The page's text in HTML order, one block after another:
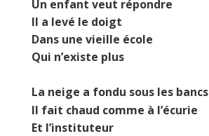
Un enfant veut répondre
Il a levé le doigt
Dans une vieille école
Qui n’existe plus
La neige a fondu sous les bancs
Il fait chaud comme à l’écurie
Et l’instituteur